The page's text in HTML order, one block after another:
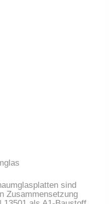
sind
Zusammensetzung